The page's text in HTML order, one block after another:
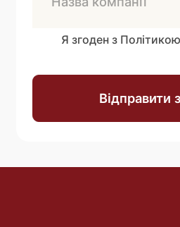
Я згоден з
Відправити